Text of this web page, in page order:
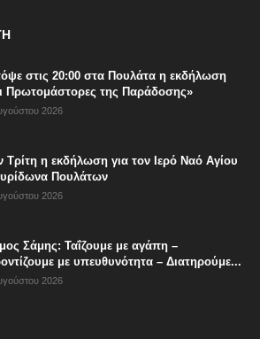
στις 20:00 στα Πουλάτα η εκδήλωση
Πρωτομάστορες της Παράδοσης»
2026
Τρίτη η εκδήλωση για τον Ιερό Ναό Αγίου
Πουλάτων
2026
Σάμης: Ταΐζουμε με αγάπη –
με υπευθυνότητα – Διατηρούμε...
2026